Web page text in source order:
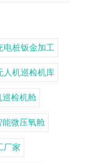
电桩钣金加工
人机巡检机库
巡检机舱
能微压氧舱
厂家